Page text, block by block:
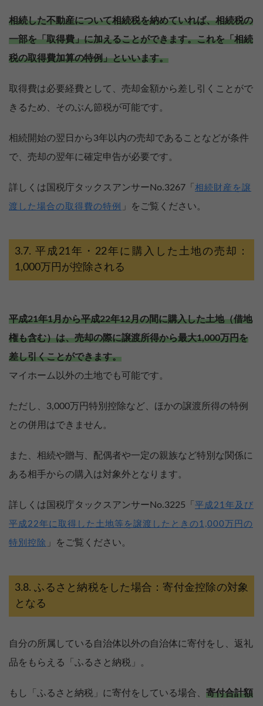
相続した不動産について相続税を納めていれば、相続税の
一部を「取得費」に加えることができます。これを「相続
税の取得費加算の特例」といいます。
取得費は必要経費として、売却金額から差し引くことがで
きるため、そのぶん節税が可能です。
相続開始の翌日から3年以内の売却であることなどが条件
で、売却の翌年に確定申告が必要です。
詳しくは国税庁タックスアンサーNo.3267「 相続財産を譲
渡した場合の取得費の特例 」をご覧ください。
平成21年・22年に購入した土地の売却：
1,000万円が控除される
平成21年1月から平成22年12月の間に購入した土地（借地
権も含む）は、売却の際に譲渡所得から最大1,000万円を
差し引くことができます。
マイホーム以外の土地でも可能です。
ただし、3,000万円特別控除など、ほかの譲渡所得の特例
との併用はできません。
また、相続や贈与、配偶者や一定の親族など特別な関係に
ある相手からの購入は対象外となります。
詳しくは国税庁タックスアンサーNo.3225「 平成21年及び
平成22年に取得した土地等を譲渡したときの1,000万円の
特別控除 」をご覧ください。
ふるさと納税をした場合：寄付金控除の対象
となる
自分の所属している自治体以外の自治体に寄付をし、返礼
品をもらえる「ふるさと納税」。
もし「ふるさと納税」に寄付をしている場合、 寄付合計額